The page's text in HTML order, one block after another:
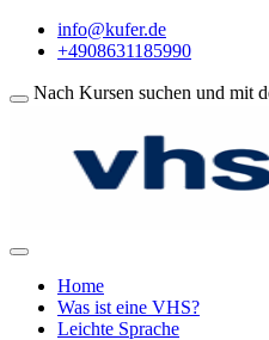
info@kufer.de
+4908631185990
Nach Kursen suchen und mit
Home
Was ist eine VHS?
Leichte Sprache